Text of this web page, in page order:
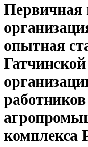
Первичная
опытная
работников
комплекса